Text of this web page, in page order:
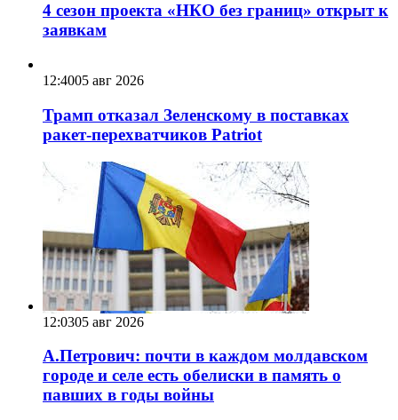
4 сезон проекта «НКО без границ» открыт к
заявкам
12:4005 авг 2026
Трамп отказал Зеленскому в поставках
ракет-перехватчиков Patriot
12:0305 авг 2026
А.Петрович: почти в каждом молдавском
городе и селе есть обелиски в память о
павших в годы войны